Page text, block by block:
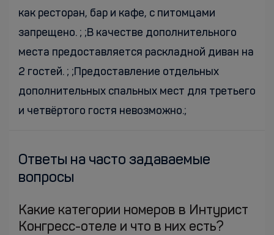
как ресторан, бар и кафе, с питомцами
запрещено. ; ;В качестве дополнительного
места предоставляется раскладной диван на
2 гостей. ; ;Предоставление отдельных
дополнительных спальных мест для третьего
и четвёртого гостя невозможно.;
Ответы на часто задаваемые
вопросы
Какие категории номеров в Интурист
Конгресс-отеле и что в них есть?